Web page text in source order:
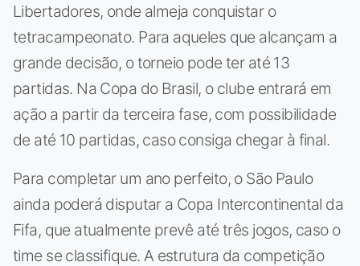
Libertadores, onde almeja conquistar o
tetracampeonato. Para aqueles que alcançam a
grande decisão, o torneio pode ter até 13
partidas. Na Copa do Brasil, o clube entrará em
ação a partir da terceira fase, com possibilidade
de até 10 partidas, caso consiga chegar à final.
Para completar um ano perfeito, o São Paulo
ainda poderá disputar a Copa Intercontinental da
Fifa, que atualmente prevê até três jogos, caso o
time se classifique. A estrutura da competição